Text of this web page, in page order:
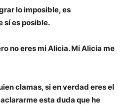
lo imposible, es
sí es posible.
no eres mi Alicia. Mi Alicia me
clamas, si en verdad eres el
esta duda que he